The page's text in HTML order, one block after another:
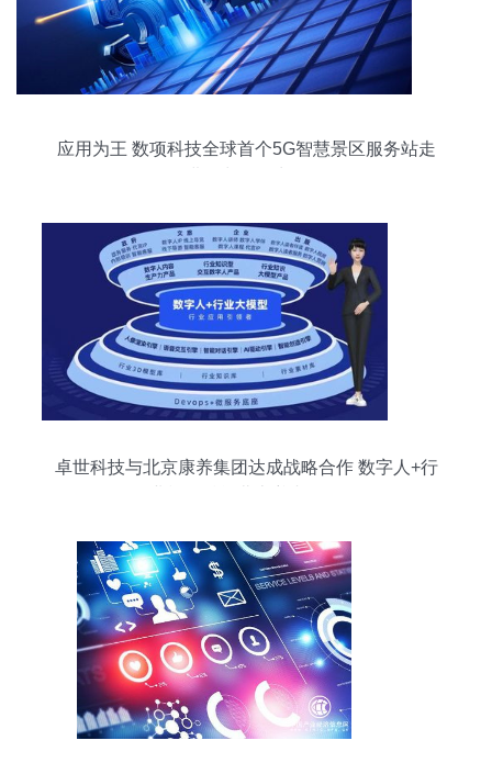
应用为王 数项科技全球首个5G智慧景区服务站走
卓世科技与北京康养集团达成战略合作 数字人+行